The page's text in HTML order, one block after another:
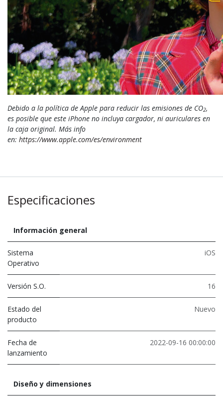
Debido a la política de Apple para reducir las emisiones de CO2,
es posible que este iPhone no incluya cargador, ni auriculares en
la caja original. Más info
en: https://www.apple.com/es/environment
Especificaciones
Información general
Sistema
Operativo
iOS
Versión S.O. 16
Estado del
producto
Nuevo
Fecha de
lanzamiento
2022-09-16 00:00:00
Diseño y dimensiones